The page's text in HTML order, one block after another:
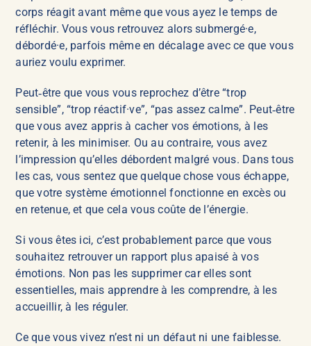
corps réagit avant même que vous ayez le temps de
réfléchir. Vous vous retrouvez alors submergé·e,
débordé·e, parfois même en décalage avec ce que vous
auriez voulu exprimer.
Peut‑être que vous vous reprochez d’être “trop
sensible”, “trop réactif·ve”, “pas assez calme”. Peut‑être
que vous avez appris à cacher vos émotions, à les
retenir, à les minimiser. Ou au contraire, vous avez
l’impression qu’elles débordent malgré vous. Dans tous
les cas, vous sentez que quelque chose vous échappe,
que votre système émotionnel fonctionne en excès ou
en retenue, et que cela vous coûte de l’énergie.
Si vous êtes ici, c’est probablement parce que vous
souhaitez retrouver un rapport plus apaisé à vos
émotions. Non pas les supprimer car elles sont
essentielles, mais apprendre à les comprendre, à les
accueillir, à les réguler.
Ce que vous vivez n’est ni un défaut ni une faiblesse.